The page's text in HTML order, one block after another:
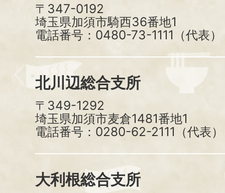
〒347-0192
埼玉県加須市騎西36番地1
電話番号：0480-73-1111（代表）
北川辺総合支所
〒349-1292
埼玉県加須市麦倉1481番地1
電話番号：0280-62-2111（代表）
大利根総合支所